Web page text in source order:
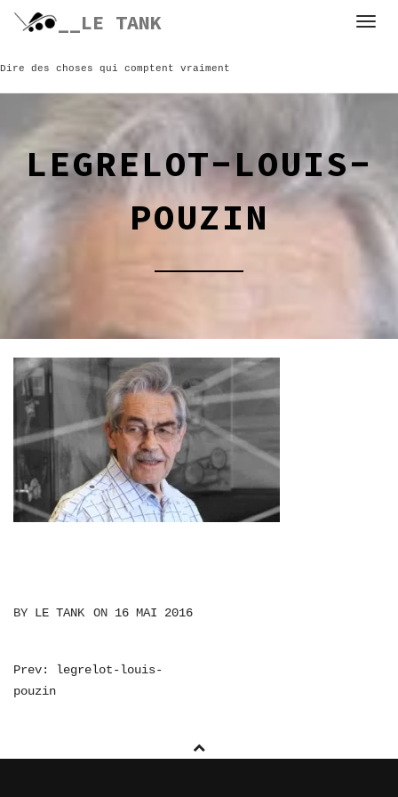
Skip
__LE TANK
Dire des choses qui comptent vraiment
LEGRELOT-LOUIS-
POUZIN
BY LE TANK ON 16 MAI 2016
NAVIGATION
DE
Prev: legrelot-louis-
pouzin